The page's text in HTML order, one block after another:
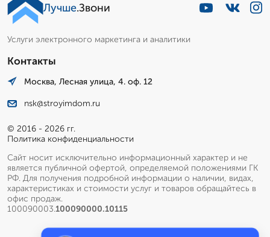
Лучше.Звони
Услуги электронного маркетинга и аналитики
Контакты
Москва, Лесная улица, 4. оф. 12
nsk@stroyimdom.ru
© 2016 - 2026 гг.
Политика конфиденциальности
Сайт носит исключительно информационный характер и не
является публичной офертой, определяемой положениями ГК
РФ. Для получения подробной информации о наличии, видах,
характеристиках и стоимости услуг и товаров обращайтесь в
офис продаж.
100090003.100090000.10115